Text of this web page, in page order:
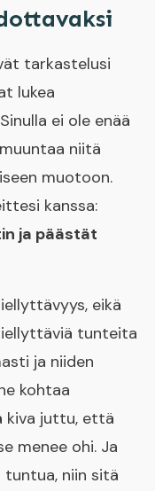
tarkastelusi
lukea
ei ole enää
niitä
muotoon.
kanssa:
ja päästät
eikä
tunteita
ja niiden
kohtaa
kiva juttu, että
menee ohi. Ja
niin sitä